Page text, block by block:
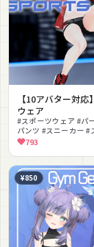
【10アバター対応
ウェア
#スポーツウェア #パ
パンツ #スニーカー #
ストリート #ボーイ
793
¥850